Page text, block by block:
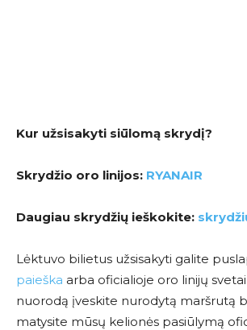
Kur užsisakyti siūlomą skrydį?
Skrydžio oro linijos: RYANAIR
Daugiau skrydžių ieškokite:
Lėktuvo bilietus užsisakyti galite
paieška arba oficialioje oro linijų
nuorodą įveskite nurodytą maršrutą
matysite mūsų kelionės pasiūlymą